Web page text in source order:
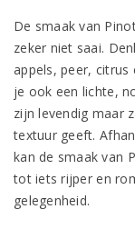
De smaak van
zeker niet saai.
appels, peer, citrus
je ook een lichte,
zijn levendig maar
textuur geeft.
kan de smaak van
tot iets rijper en
gelegenheid.